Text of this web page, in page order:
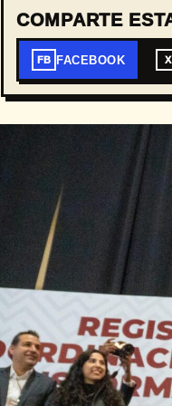
COMPARTE
FB FACEBOOK X